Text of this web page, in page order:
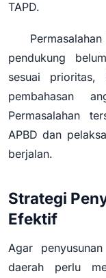
TAPD.
pendukung
sesuai
pembahasan
Permasalahan
APBD dan
berjalan.
Strategi
Efektif
Agar
daerah perlu